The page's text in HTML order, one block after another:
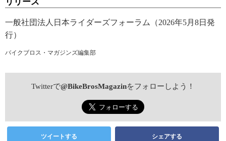
一般社団法人日本ライダーズフォーラム（2026年5月8日発
行）
バイクブロス・マガジンズ編集部
Twitterで@BikeBrosMagazinをフォローしよう！
ツイートする シェアする